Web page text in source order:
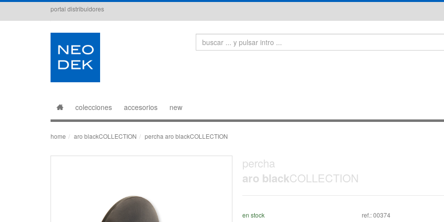
portal distribuidores
colecciones accesorios new
home aro blackCOLLECTION percha aro blackCOLLECTION
percha
aro blackCOLLECTION
en stock ref.:00374